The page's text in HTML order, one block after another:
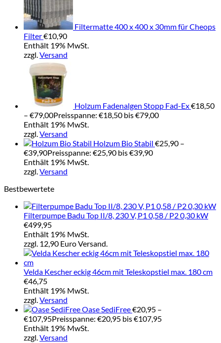
Filtermatte 400 x 400 x 30mm für Cheops
Filter€10,90
Enthält 19% MwSt.
zzgl.Versand
Holzum Fadenalgen Stopp Fad-Ex€18,50
– €79,00Preisspanne: €18,50 bis €79,00
Enthält 19% MwSt.
zzgl.Versand
Holzum Bio Stabil €25,90 –
€39,90Preisspanne: €25,90 bis €39,90
Enthält 19% MwSt.
zzgl.Versand
Bestbewertete
Filterpumpe Badu Top II/8, 230 V, P1 0,58 / P2 0,30 kW
€499,95
Enthält 19% MwSt.
zzgl. 12,90 Euro Versand.
Velda Kescher eckig 46cm mit Teleskopstiel max. 180 cm
€46,75
Enthält 19% MwSt.
zzgl.Versand
Oase SediFree€20,95 –
€107,95Preisspanne: €20,95 bis €107,95
Enthält 19% MwSt.
zzgl.Versand